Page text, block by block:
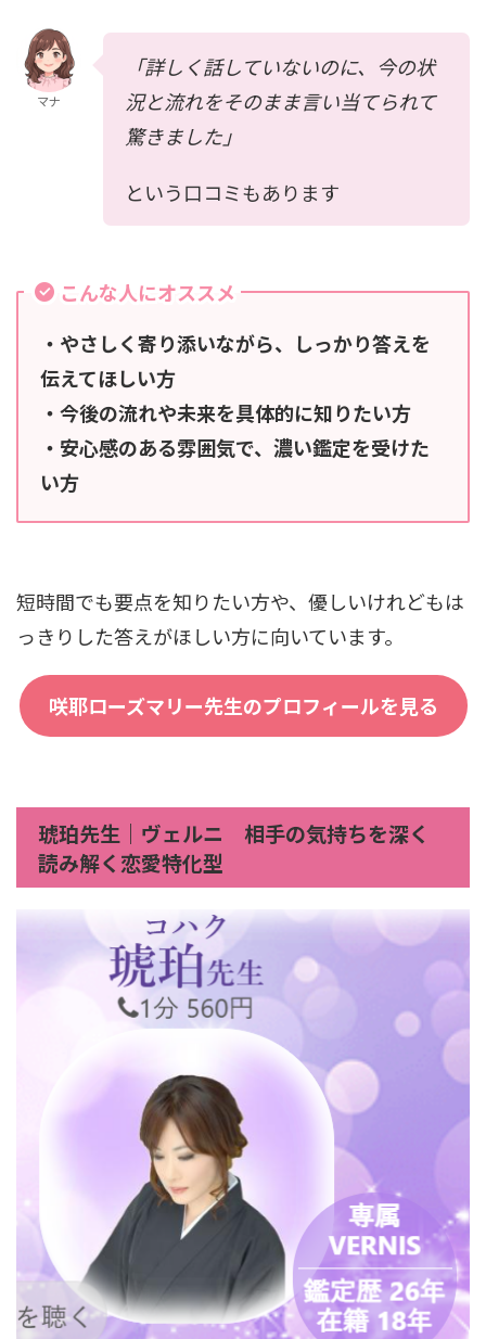
マナ
「詳しく話していないのに、今の状
況と流れをそのまま言い当てられて
驚きました」
という口コミもあります
こんな人にオススメ
・やさしく寄り添いながら、しっかり答えを
伝えてほしい方
・今後の流れや未来を具体的に知りたい方
・安心感のある雰囲気で、濃い鑑定を受けた
い方
短時間でも要点を知りたい方や、優しいけれどもは
っきりした答えがほしい方に向いています。
咲耶ローズマリー先生のプロフィールを見る
琥珀先生｜ヴェルニ 相手の気持ちを深く
読み解く恋愛特化型